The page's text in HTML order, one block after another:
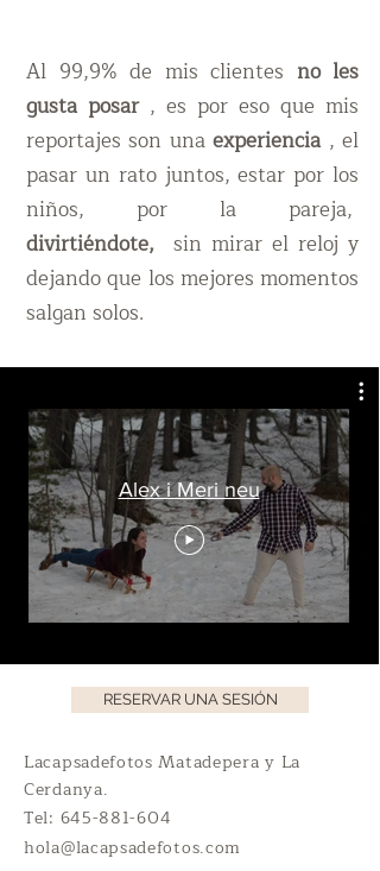
Al 99,9% de mis clientes no les
gusta posar, es por eso que mis
reportajes son unaexperiencia, el
pasar un rato juntos, estar por los
niños, por la pareja,
divirtiéndote, sin mirar el reloj y
dejando que los mejores momentos
salgan solos.
Alex i Meri neu
RESERVAR UNA SESIÓN
Lacapsadefotos Matadepera y La
Cerdanya.
Tel: 645-881-604
hola@lacapsadefotos.com